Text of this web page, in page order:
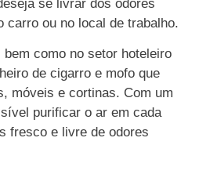
se livrar dos odores
carro ou no local de trabalho.
como no setor hoteleiro
de cigarro e mofo que
móveis e cortinas. Com um
purificar o ar em cada
fresco e livre de odores